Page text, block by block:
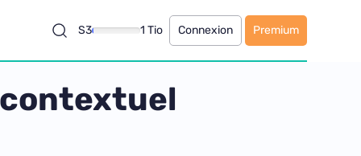
S3 1 Tio Connexion Premium